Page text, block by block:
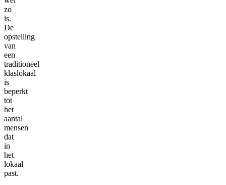
zo
is.
De
opstelling
van
een
traditioneel
klaslokaal
is
beperkt
tot
het
aantal
mensen
dat
in
het
lokaal
past.